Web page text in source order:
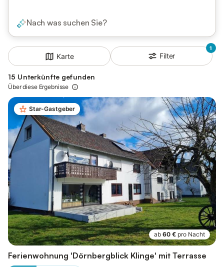
Nach was suchen Sie?
Karte
1
Filter
15 Unterkünfte gefunden
Über diese Ergebnisse
Star-Gastgeber
ab 60 € pro Nacht
Ferienwohnung 'Dörnbergblick Klinge' mit Terrasse